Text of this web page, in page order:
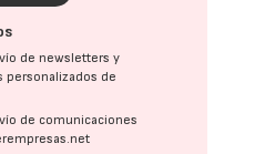
de newsletters y
personalizados de
de comunicaciones